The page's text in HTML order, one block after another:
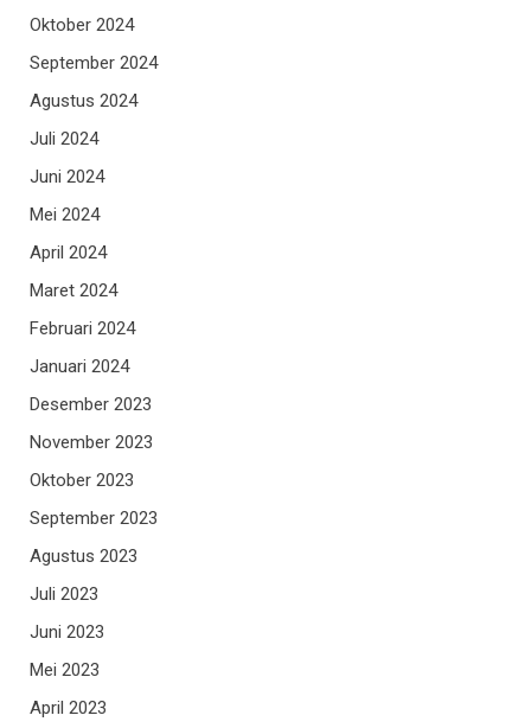
Oktober 2024
September 2024
Agustus 2024
Juli 2024
Juni 2024
Mei 2024
April 2024
Maret 2024
Februari 2024
Januari 2024
Desember 2023
November 2023
Oktober 2023
September 2023
Agustus 2023
Juli 2023
Juni 2023
Mei 2023
April 2023